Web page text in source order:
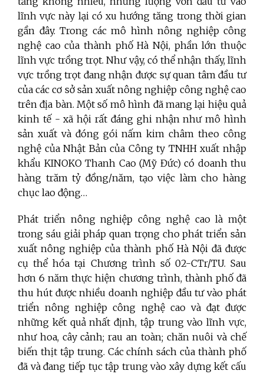
lĩnh vực này lại có xu hướng tăng trong thời gian
gần đây. Trong các mô hình nông nghiệp công
nghệ cao của thành phố Hà Nội, phần lớn thuộc
lĩnh vực trồng trọt. Như vậy, có thể nhận thấy, lĩnh
vực trồng trọt đang nhận được sự quan tâm đầu tư
của các cơ sở sản xuất nông nghiệp công nghệ cao
trên địa bàn. Một số mô hình đã mang lại hiệu quả
kinh tế - xã hội rất đáng ghi nhận như mô hình
sản xuất và đóng gói nấm kim châm theo công
nghệ của Nhật Bản của Công ty TNHH xuất nhập
khẩu KINOKO Thanh Cao (Mỹ Đức) có doanh thu
hàng trăm tỷ đồng/năm, tạo việc làm cho hàng
chục lao động…
Phát triển nông nghiệp công nghệ cao là một
trong sáu giải pháp quan trọng cho phát triển sản
xuất nông nghiệp của thành phố Hà Nội đã được
cụ thể hóa tại Chương trình số 02-CTr/TU. Sau
hơn 6 năm thực hiện chương trình, thành phố đã
thu hút được nhiều doanh nghiệp đầu tư vào phát
triển nông nghiệp công nghệ cao và đạt được
những kết quả nhất định, tập trung vào lĩnh vực,
như hoa, cây cảnh; rau an toàn; chăn nuôi và chế
biến thịt tập trung. Các chính sách của thành phố
đã và đang tiếp tục tập trung vào xây dựng kết cấu